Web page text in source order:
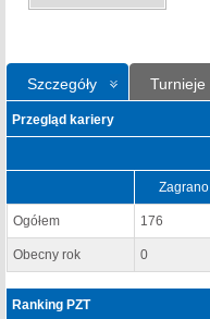
Szczegóły Turnieje
Przegląd kariery
Zagrano
Ogółem 176
Obecny rok 0
Ranking PZT